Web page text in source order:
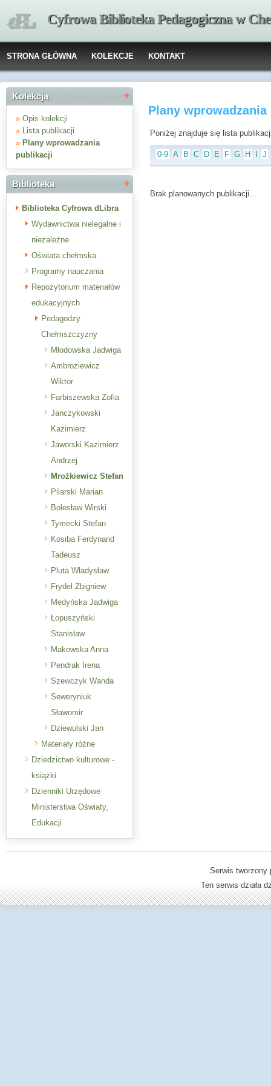
Cyfrowa Biblioteka Pedagogiczna w
STRONA GŁÓWNA KOLEKCJE KONTAKT
Kolekcja
» Opis kolekcji
» Lista publikacji
» Plany wprowadzania
publikacji
Biblioteka
Biblioteka Cyfrowa dLibra
Wydawnictwa nielegalne i
niezależne
Oświata chełmska
Programy nauczania
Repozytorium materiałów
edukacyjnych
Pedagodzy
Chełmszczyzny
Młodowska Jadwiga
Ambroziewicz
Wiktor
Farbiszewska Zofia
Janczykowski
Kazimierz
Jaworski Kazimierz
Andrzej
Mrożkiewicz Stefan
Pilarski Marian
Bolesław Wirski
Tymecki Stefan
Kosiba Ferdynand
Tadeusz
Pluta Władysław
Frydel Zbigniew
Medyńska Jadwiga
Łopuszyński
Stanisław
Makowska Anna
Pendrak Irena
Szewczyk Wanda
Seweryniuk
Sławomir
Dziewulski Jan
Materiały różne
Dziedzictwo kulturowe -
książki
Dzienniki Urzędowe
Ministerstwa Oświaty,
Edukacji
Plany
Poniżej znajduje się lista
0-9 A B C D E F G H J
Brak planowanych publikacji...
Serwis
Ten serwis działa